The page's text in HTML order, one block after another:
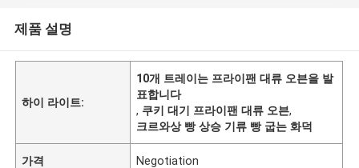
제품 설명
하이 라이트:
10개 트레이는 프라이팬 대류 오븐을 발
표합니다
, 쿠키 대기 프라이팬 대류 오븐,
크르와상 빵 상승 기류 빵 굽는 화덕
가격 Negotiation